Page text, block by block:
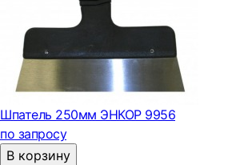
Шпатель 250мм ЭНКОР 9956
по запросу
В корзину